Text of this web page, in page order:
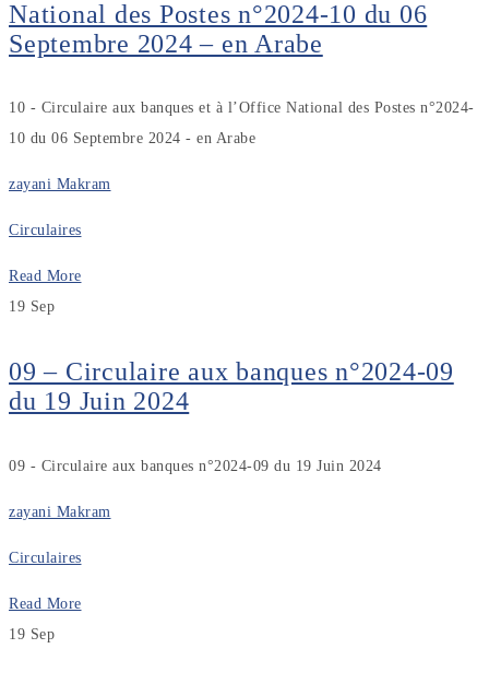
National des Postes n°2024-10 du 06
Septembre 2024 – en Arabe
10 - Circulaire aux banques et à l’Office National des Postes n°2024-
10 du 06 Septembre 2024 - en Arabe
zayani Makram
Circulaires
Read More
19 Sep
09 – Circulaire aux banques n°2024-09
du 19 Juin 2024
09 - Circulaire aux banques n°2024-09 du 19 Juin 2024
zayani Makram
Circulaires
Read More
19 Sep